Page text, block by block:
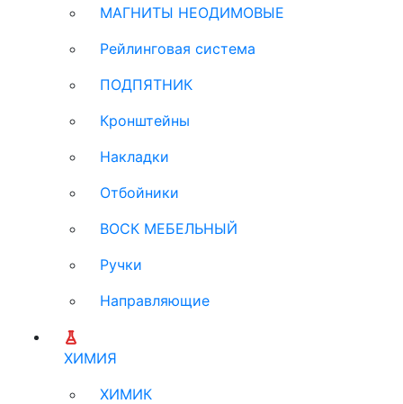
МАГНИТЫ НЕОДИМОВЫЕ
Рейлинговая система
ПОДПЯТНИК
Кронштейны
Накладки
Отбойники
ВОСК МЕБЕЛЬНЫЙ
Ручки
Направляющие
ХИМИЯ
ХИМИК